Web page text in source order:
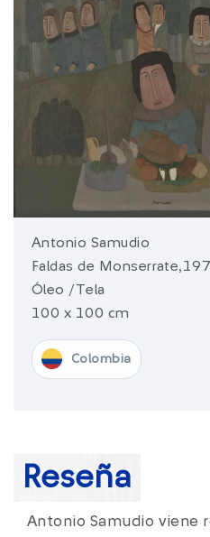
Línea ética
Contacto
Antonio Samudio
Faldas de
Óleo /Tela
100 x 100 cm
Colombia
Reseña
Antonio Samudio viene